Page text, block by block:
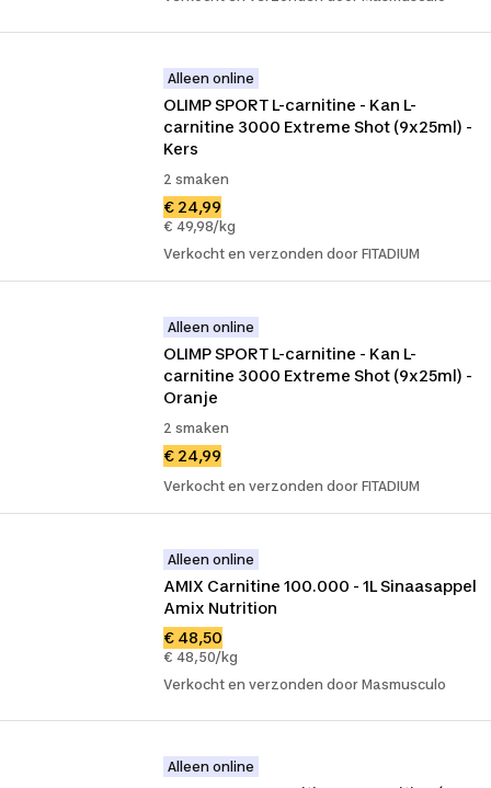
Alleen online
OLIMP SPORT L-carnitine - Kan L-
carnitine 3000 Extreme Shot (9x25ml) -
Kers
2 smaken
€ 24,99
€ 49,98/kg
Verkocht en verzonden door FITADIUM
Alleen online
OLIMP SPORT L-carnitine - Kan L-
carnitine 3000 Extreme Shot (9x25ml) -
Oranje
2 smaken
€ 24,99
Verkocht en verzonden door FITADIUM
Alleen online
AMIX Carnitine 100.000 - 1L Sinaasappel
Amix Nutrition
€ 48,50
€ 48,50/kg
Verkocht en verzonden door Masmusculo
Alleen online